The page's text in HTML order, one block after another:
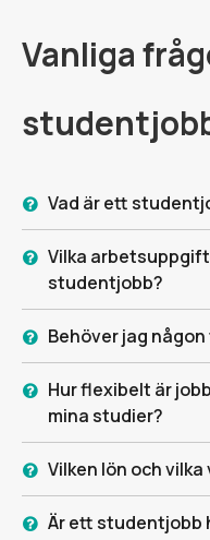
Vanliga
Vad är ett
Vilka
studentjobb?
Behöver jag
Hur flexibelt är
mina studier?
Vilken lön och
Är ett studentjobb